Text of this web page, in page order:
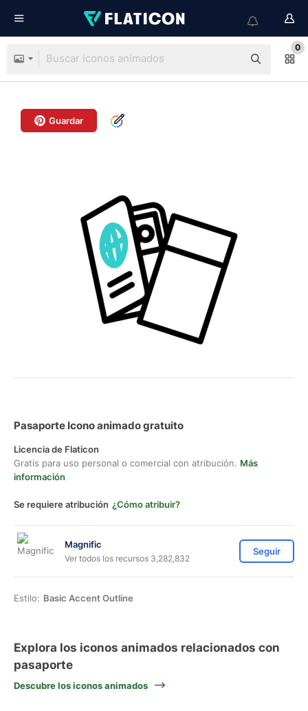
0
Guardar
Pasaporte Icono animado gratuito
Licencia de Flaticon
Gratis para uso personal o comercial con atribución. Más
información
Se requiere atribución ¿Cómo atribuir?
Magnific
Ver todos los recursos 3,282,832
Seguir
Estilo: Basic Accent Outline
Explora los iconos animados relacionados con
pasaporte
Descubre los iconos animados